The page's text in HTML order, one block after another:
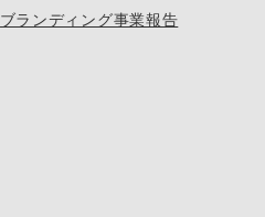
ブランディング事業報告